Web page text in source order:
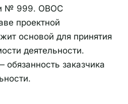
№ 999. ОВОС
проектной
основой для принятия
деятельности.
заказчика